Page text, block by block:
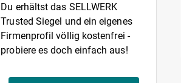
Du erhältst das SELLWERK
Trusted Siegel und ein eigenes
Firmenprofil völlig kostenfrei -
probiere es doch einfach aus!